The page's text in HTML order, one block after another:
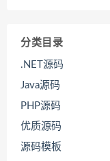
分类目录
.NET源码
Java源码
PHP源码
优质源码
源码模板